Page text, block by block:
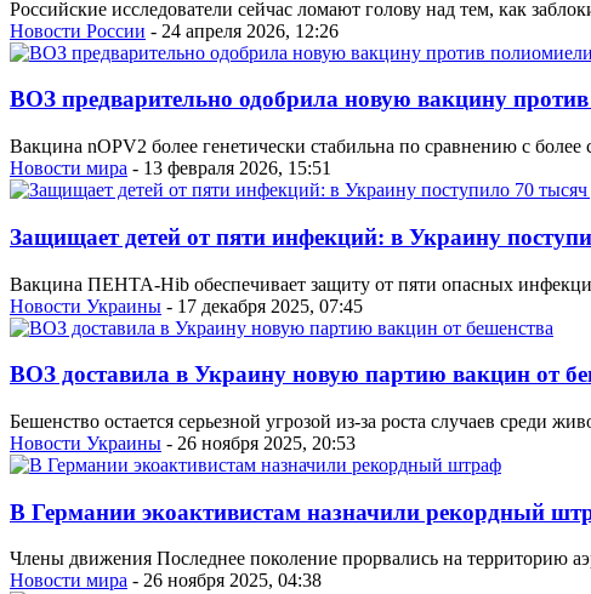
Российские исследователи сейчас ломают голову над тем, как
Новости России - 24 апреля 2026, 12:26
ВОЗ предварительно одобрила новую вакцину
Вакцина nOPV2 более генетически стабильна по сравнению с
Новости мира - 13 февраля 2026, 15:51
Защищает детей от пяти инфекций: в Украину
Вакцина ПЕНТА-Hib обеспечивает защиту от пяти опасных
Новости Украины - 17 декабря 2025, 07:45
ВОЗ доставила в Украину новую партию вакцин от
Бешенство остается серьезной угрозой из-за роста случаев среди
Новости Украины - 26 ноября 2025, 20:53
В Германии экоактивистам назначили рекордный
Члены движения Последнее поколение прорвались на территорию
Новости мира - 26 ноября 2025, 04:38